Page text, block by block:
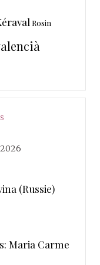
Rosin
(Russie)
Maria Carme